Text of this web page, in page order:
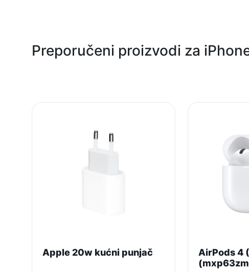
Napomena:
Preporučeni proizvodi za
Apple 20w kućni punjač
AirPods 4